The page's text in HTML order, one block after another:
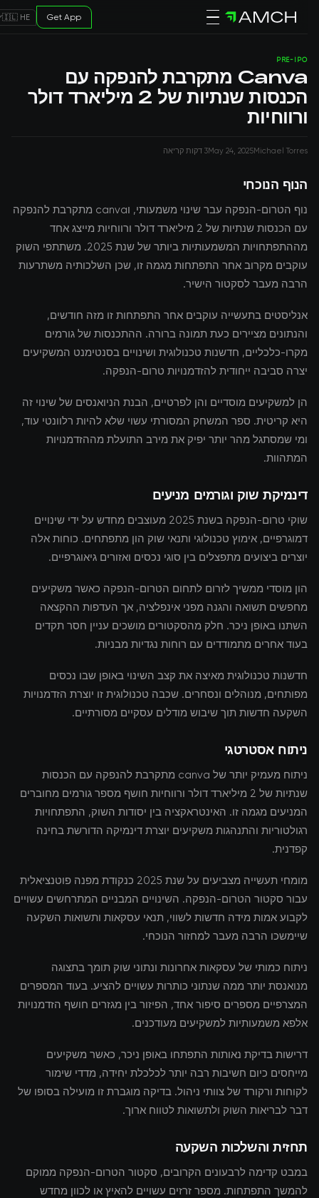
🇮🇱 HE Get App
PRE-IPO
Canva מתקרבת להנפקה עם
הכנסות שנתיות של 2 מיליארד דולר
ורווחיות
Michael Torres
May 24, 20253 דקות קריאה
הנוף הנוכחי
נוף הטרום-הנפקה עבר שינוי משמעותי, וcanva מתקרבת להנפקה
עם הכנסות שנתיות של 2 מיליארד דולר ורווחיות מייצג אחד
מההתפתחויות המשמעותיות ביותר של שנת 2025. משתתפי השוק
עוקבים מקרוב אחר התפתחות מגמה זו, שכן השלכותיה משתרעות
הרבה מעבר לסקטור הישיר.
אנליסטים בתעשייה עוקבים אחר התפתחות זו מזה חודשים,
והנתונים מציירים כעת תמונה ברורה. ההתכנסות של גורמים
מקרו-כלכליים, חדשנות טכנולוגית ושינויים בסנטימנט המשקיעים
יצרה סביבה ייחודית להזדמנויות טרום-הנפקה.
הן למשקיעים מוסדיים והן לפרטיים, הבנת הניואנסים של שינוי זה
היא קריטית. ספר המשחק המסורתי עשוי שלא להיות רלוונטי עוד,
ומי שמסתגל מהר יותר יפיק את מירב התועלת מההזדמנויות
המתהוות.
דינמיקת שוק וגורמים מניעים
שוקי טרום-הנפקה בשנת 2025 מעוצבים מחדש על ידי שינויים
דמוגרפיים, אימוץ טכנולוגי ותנאי שוק הון מתפתחים. כוחות אלה
יוצרים ביצועים מתפצלים בין סוגי נכסים ואזורים גיאוגרפיים.
הון מוסדי ממשיך לזרום לתחום הטרום-הנפקה כאשר משקיעים
מחפשים תשואה והגנה מפני אינפלציה, אך העדפות ההקצאה
השתנו באופן ניכר. חלק מהסקטורים מושכים עניין חסר תקדים
בעוד אחרים מתמודדים עם רוחות נגדיות מבניות.
חדשנות טכנולוגית מאיצה את קצב השינוי באופן שבו נכסים
מפותחים, מנוהלים ונסחרים. שכבה טכנולוגית זו יוצרת הזדמנויות
השקעה חדשות תוך שיבוש מודלים עסקיים מסורתיים.
ניתוח אסטרטגי
ניתוח מעמיק יותר של canva מתקרבת להנפקה עם הכנסות
שנתיות של 2 מיליארד דולר ורווחיות חושף מספר גורמים מחוברים
המניעים מגמה זו. האינטראקציה בין יסודות השוק, התפתחויות
רגולטוריות והתנהגות משקיעים יוצרת דינמיקה הדורשת בחינה
קפדנית.
מומחי תעשייה מצביעים על שנת 2025 כנקודת מפנה פוטנציאלית
עבור סקטור הטרום-הנפקה. השינויים המבניים המתרחשים עשויים
לקבוע אמות מידה חדשות לשווי, תנאי עסקאות ותשואות השקעה
שיימשכו הרבה מעבר למחזור הנוכחי.
ניתוח כמותי של עסקאות אחרונות ונתוני שוק תומך בתצוגה
מנואנסת יותר ממה שנתוני כותרות עשויים להציע. בעוד המספרים
המצרפיים מספרים סיפור אחד, הפיזור בין מגזרים חושף הזדמנויות
אלפא משמעותיות למשקיעים מעודכנים.
דרישות בדיקת נאותות התפתחו באופן ניכר, כאשר משקיעים
מייחסים כיום חשיבות רבה יותר לכלכלת יחידה, מדדי שימור
לקוחות ורקורד של צוותי ניהול. בדיקה מוגברת זו מועילה בסופו של
דבר לבריאות השוק ולתשואות לטווח ארוך.
תחזית והשלכות השקעה
במבט קדימה לרבעונים הקרובים, סקטור הטרום-הנפקה ממוקם
להמשך התפתחות. מספר זרזים עשויים להאיץ או לכוון מחדש